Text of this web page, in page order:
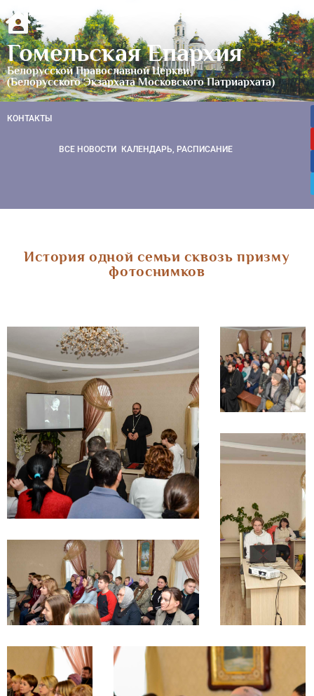
Гомельская Епархия
Белорусской Православной Церкви
(Белорусского Экзархата Московского Патриархата)
КОНТАКТЫ
ВСЕ НОВОСТИ КАЛЕНДАРЬ, РАСПИСАНИЕ
История одной семьи сквозь призму
фотоснимков